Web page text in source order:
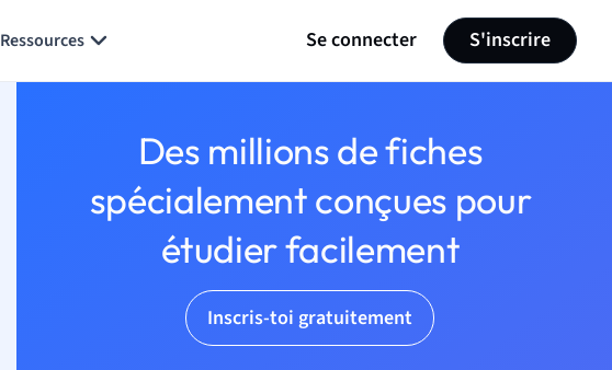
Ressources Se connecter S'inscrire
Des millions de fiches
spécialement conçues pour
étudier facilement
Inscris-toi gratuitement